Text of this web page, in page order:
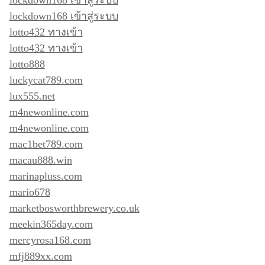
lockdown168 เข้าสู่ระบบ
lotto432 ทางเข้า
lotto432 ทางเข้า
lotto888
luckycat789.com
lux555.net
m4newonline.com
m4newonline.com
mac1bet789.com
macau888.win
marinapluss.com
mario678
marketbosworthbrewery.co.uk
meekin365day.com
mercyrosa168.com
mfj889xx.com